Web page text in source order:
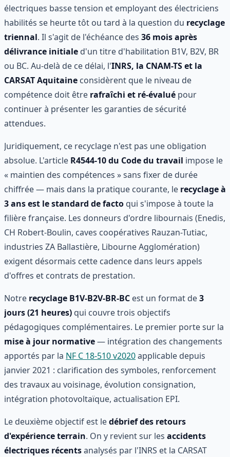
électriques basse tension et employant des électriciens
habilités se heurte tôt ou tard à la question du recyclage
triennal. Il s'agit de l'échéance des 36 mois après
délivrance initiale d'un titre d'habilitation B1V, B2V, BR
ou BC. Au-delà de ce délai, l'INRS, la CNAM-TS et la
CARSAT Aquitaine considèrent que le niveau de
compétence doit être rafraîchi et ré-évalué pour
continuer à présenter les garanties de sécurité
attendues.
Juridiquement, ce recyclage n'est pas une obligation
absolue. L'article R4544-10 du Code du travail impose le
« maintien des compétences » sans fixer de durée
chiffrée — mais dans la pratique courante, le recyclage à
3 ans est le standard de facto qui s'impose à toute la
filière française. Les donneurs d'ordre libournais (Enedis,
CH Robert-Boulin, caves coopératives Rauzan-Tutiac,
industries ZA Ballastière, Libourne Agglomération)
exigent désormais cette cadence dans leurs appels
d'offres et contrats de prestation.
Notre recyclage B1V-B2V-BR-BC est un format de3
jours (21 heures) qui couvre trois objectifs
pédagogiques complémentaires. Le premier porte sur la
mise à jour normative— intégration des changements
apportés par la NF C 18-510 v2020applicable depuis
janvier 2021 : clarification des symboles, renforcement
des travaux au voisinage, évolution consignation,
intégration photovoltaïque, actualisation EPI.
Le deuxième objectif est ledébrief des retours
d'expérience terrain. On y revient sur les accidents
électriques récentsanalysés par l'INRS et la CARSAT